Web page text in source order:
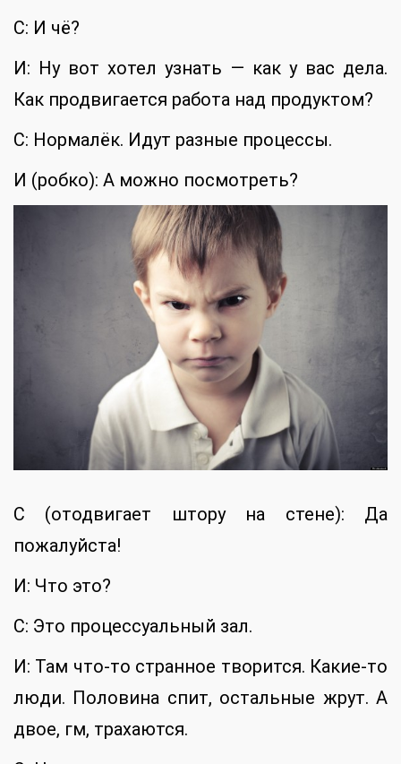
С: И чё?
И: Ну вот хотел узнать — как у вас дела.
Как продвигается работа над продуктом?
С: Нормалёк. Идут разные процессы.
И (робко): А можно посмотреть?
С (отодвигает штору на стене): Да
пожалуйста!
И: Что это?
С: Это процессуальный зал.
И: Там что-то странное творится. Какие-то
люди. Половина спит, остальные жрут. А
двое, гм, трахаются.